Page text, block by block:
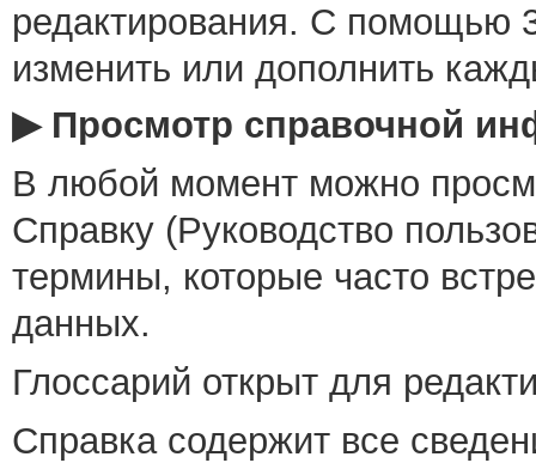
редактирования. С помощью
изменить или дополнить
▶ Просмотр справочной
В любой момент можно
Справку (Руководство
термины, которые часто
данных.
Глоссарий открыт для
Справка содержит все